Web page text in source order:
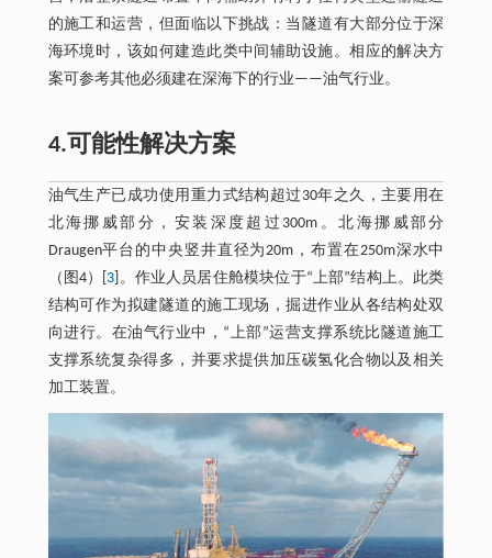
的施工和运营，但面临以下挑战：当隧道有大部分位于深
海环境时，该如何建造此类中间辅助设施。相应的解决方
案可参考其他必须建在深海下的行业——油气行业。
4.可能性解决方案
油气生产已成功使用重力式结构超过30年之久，主要用在
北海挪威部分，安装深度超过300m。北海挪威部分
Draugen平台的中央竖井直径为20m，布置在250m深水中
（图4）[ 3 ]。作业人员居住舱模块位于“上部”结构上。此类
结构可作为拟建隧道的施工现场，掘进作业从各结构处双
向进行。在油气行业中，“上部”运营支撑系统比隧道施工
支撑系统复杂得多，并要求提供加压碳氢化合物以及相关
加工装置。